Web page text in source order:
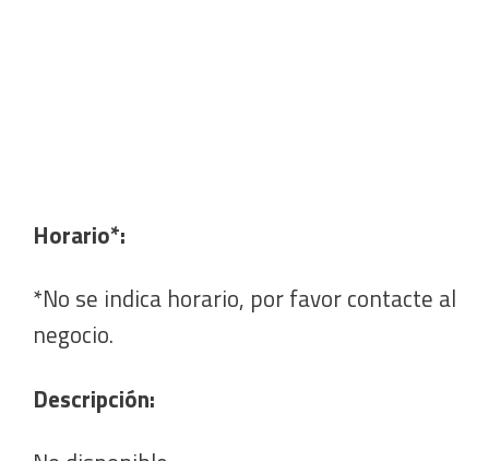
Horario*:
*No se indica horario, por favor contacte al
negocio.
Descripción: